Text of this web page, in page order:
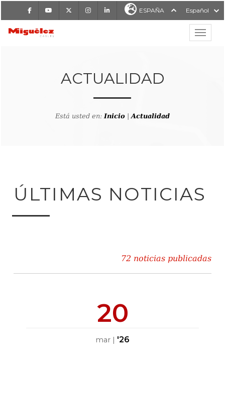
FacebookYoutube InstagramLinkedIn ESPAÑA Español
MIGUÉLEZ CABLES
ACTUALIDAD
Está usted en:Inicio |Actualidad
ÚLTIMAS NOTICIAS
72 noticias publicadas
20
mar | '26